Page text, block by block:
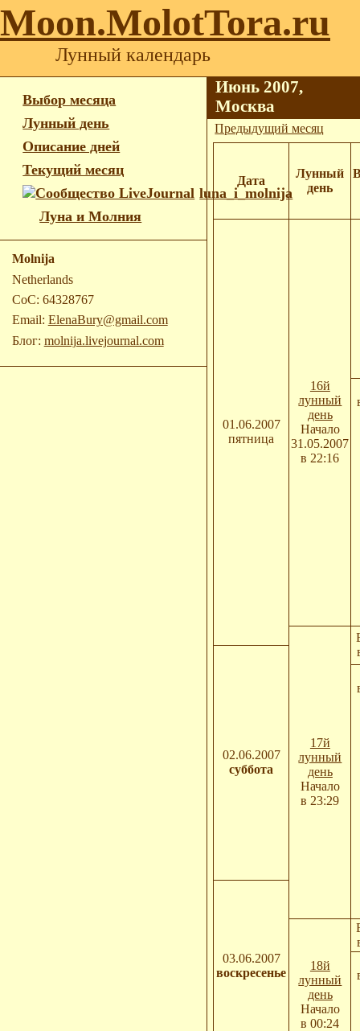
Moon.MolotTora.ru
Лунный календарь
Выбор месяца
Лунный день
Описание дней
Текущий месяц
luna_i_molnija
Луна и Молния
Molnija
Netherlands
CoC: 64328767
Email: ElenaBury@gmail.com
Блог: molnija.livejournal.com
Июнь 2007,
Москва
Предыдущий месяц
Дата
Лунный
день
01.06.2007
пятница
16й
лунный
день
Начало
31.05.2007
в 22:16
17й
лунный
день
Начало
в 23:29
02.06.2007
суббота
03.06.2007
воскресенье
18й
лунный
день
Начало
в 00:24